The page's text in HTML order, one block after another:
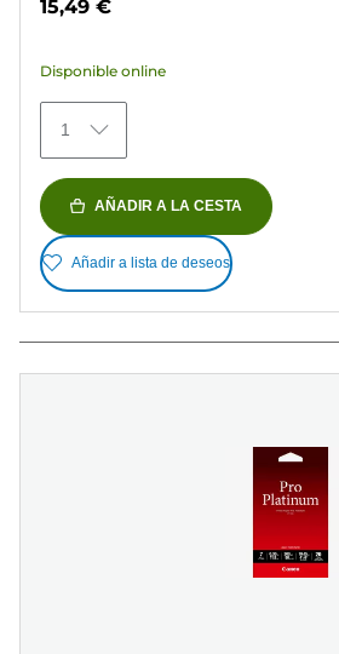
79
reseñas
15,49 €
Disponible online
1
AÑADIR A LA CESTA
Añadir a lista de deseos